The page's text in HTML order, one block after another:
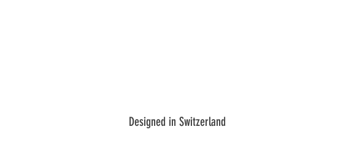
Designed in Switzerland